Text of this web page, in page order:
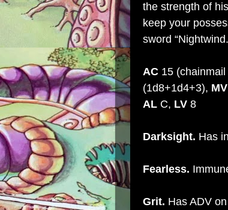
the strength of
keep your
sword
AC 15
(1d8+1d4+3), MV
AL C, LV 8
Darksight. Has
Fearless.
Grit. Has ADV